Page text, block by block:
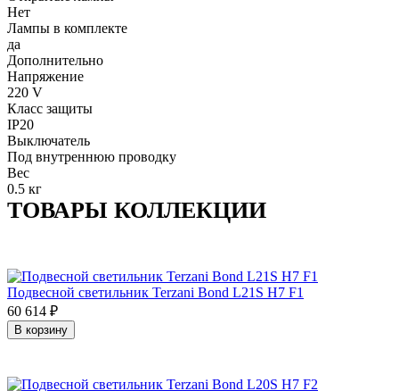
Нет
Лампы в комплекте
да
Дополнительно
Напряжение
220 V
Класс защиты
IP20
Выключатель
Под внутреннюю проводку
Вес
0.5 кг
ТОВАРЫ КОЛЛЕКЦИИ
Подвесной светильник Terzani Bond L21S H7 F1
60 614 ₽
В корзину